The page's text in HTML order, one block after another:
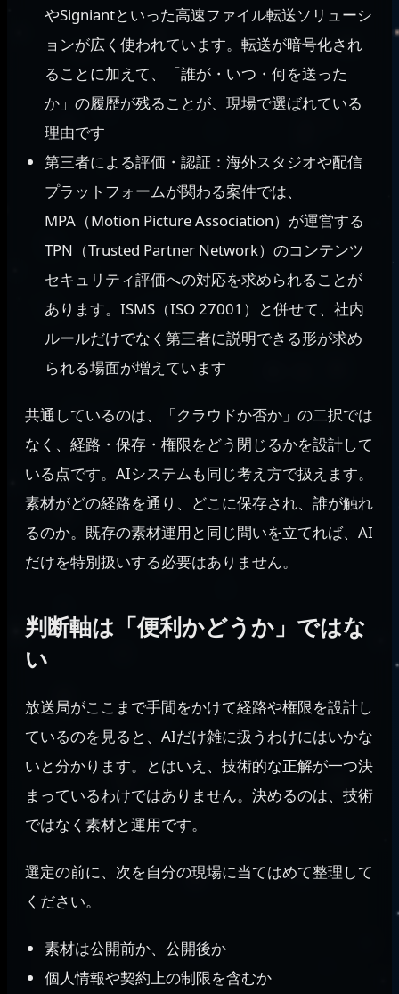
やSigniantといった高速ファイル転送ソリューシ
ョンが広く使われています。転送が暗号化され
ることに加えて、「誰が・いつ・何を送った
か」の履歴が残ることが、現場で選ばれている
理由です
第三者による評価・認証：海外スタジオや配信
プラットフォームが関わる案件では、
MPA（Motion Picture Association）が運営する
TPN（Trusted Partner Network）のコンテンツ
セキュリティ評価への対応を求められることが
あります。ISMS（ISO 27001）と併せて、社内
ルールだけでなく第三者に説明できる形が求め
られる場面が増えています
共通しているのは、「クラウドか否か」の二択では
なく、経路・保存・権限をどう閉じるかを設計して
いる点です。AIシステムも同じ考え方で扱えます。
素材がどの経路を通り、どこに保存され、誰が触れ
るのか。既存の素材運用と同じ問いを立てれば、AI
だけを特別扱いする必要はありません。
判断軸は「便利かどうか」ではな
い
放送局がここまで手間をかけて経路や権限を設計し
ているのを見ると、AIだけ雑に扱うわけにはいかな
いと分かります。とはいえ、技術的な正解が一つ決
まっているわけではありません。決めるのは、技術
ではなく素材と運用です。
選定の前に、次を自分の現場に当てはめて整理して
ください。
素材は公開前か、公開後か
個人情報や契約上の制限を含むか